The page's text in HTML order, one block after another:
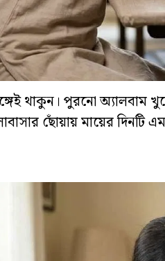
থাকুন। পুরনো অ্যালবাম
ছোঁয়ায় মায়ের দিনটি